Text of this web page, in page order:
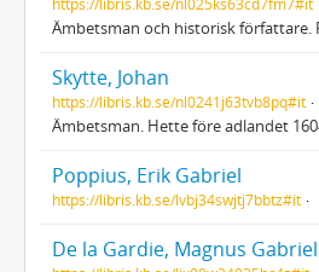
Ämbetsman och historisk författare.
Skytte, Johan
https://libris.kb.se/nl0241j63tvb8pq#it
Ämbetsman. Hette före adlandet
Poppius, Erik Gabriel
https://libris.kb.se/lvbj34swjtj7bbtz#it
De la Gardie, Magnus Gabriel